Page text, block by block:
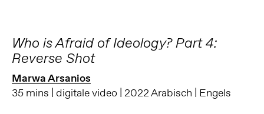
Who is Afraid of Ideology? Part 4:
Reverse Shot
Marwa Arsanios
35 mins | digitale video | 2022 Arabisch | Engels